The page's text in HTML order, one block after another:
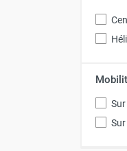
Lustre
Réglette